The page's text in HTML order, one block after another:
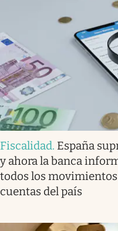
Fiscalidad. España
y ahora la banca
todos los movimientos
cuentas del país